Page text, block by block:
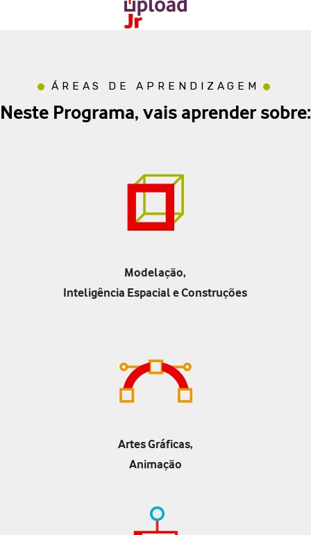
ÁREAS DE APRENDIZAGEM
Neste Programa, vais aprender sobre:
Modelação,
Inteligência Espacial e Construções
Artes Gráficas,
Animação